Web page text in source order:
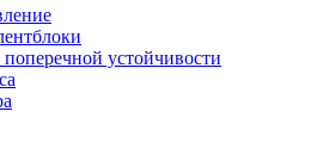
устойчивости